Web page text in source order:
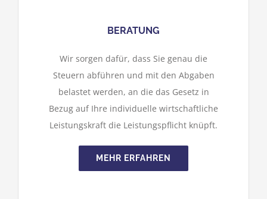
BERATUNG
Wir sorgen dafür, dass Sie genau die
Steuern abführen und mit den Abgaben
belastet werden, an die das Gesetz in
Bezug auf Ihre individuelle wirtschaftliche
Leistungskraft die Leistungspflicht knüpft.
MEHR ERFAHREN